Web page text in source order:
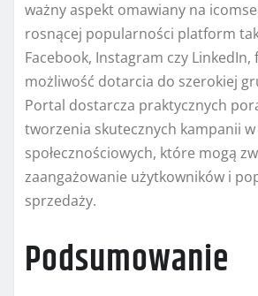
ważny aspekt omawiany na
rosnącej popularności platform
Facebook, Instagram czy LinkedIn,
możliwość dotarcia do szerokiej
Portal dostarcza praktycznych
tworzenia skutecznych kampanii
społecznościowych, które mogą
zaangażowanie użytkowników i
sprzedaży.
Podsumowanie